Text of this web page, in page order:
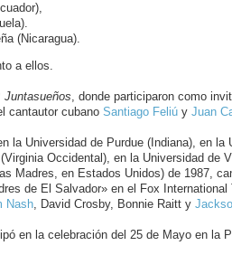
(Nicaragua).
a ellos.
Juntasueños, donde participaron como
cantautor cubano Santiago Feliúy Juan
la Universidad de Purdue (Indiana), en
Occidental), en la Universidad de
Madres, en Estados Unidos) de 1987,
de El Salvador» en el Fox
Nash, David Crosby, Bonnie Raitt y
en la celebración del 25 de Mayo en la